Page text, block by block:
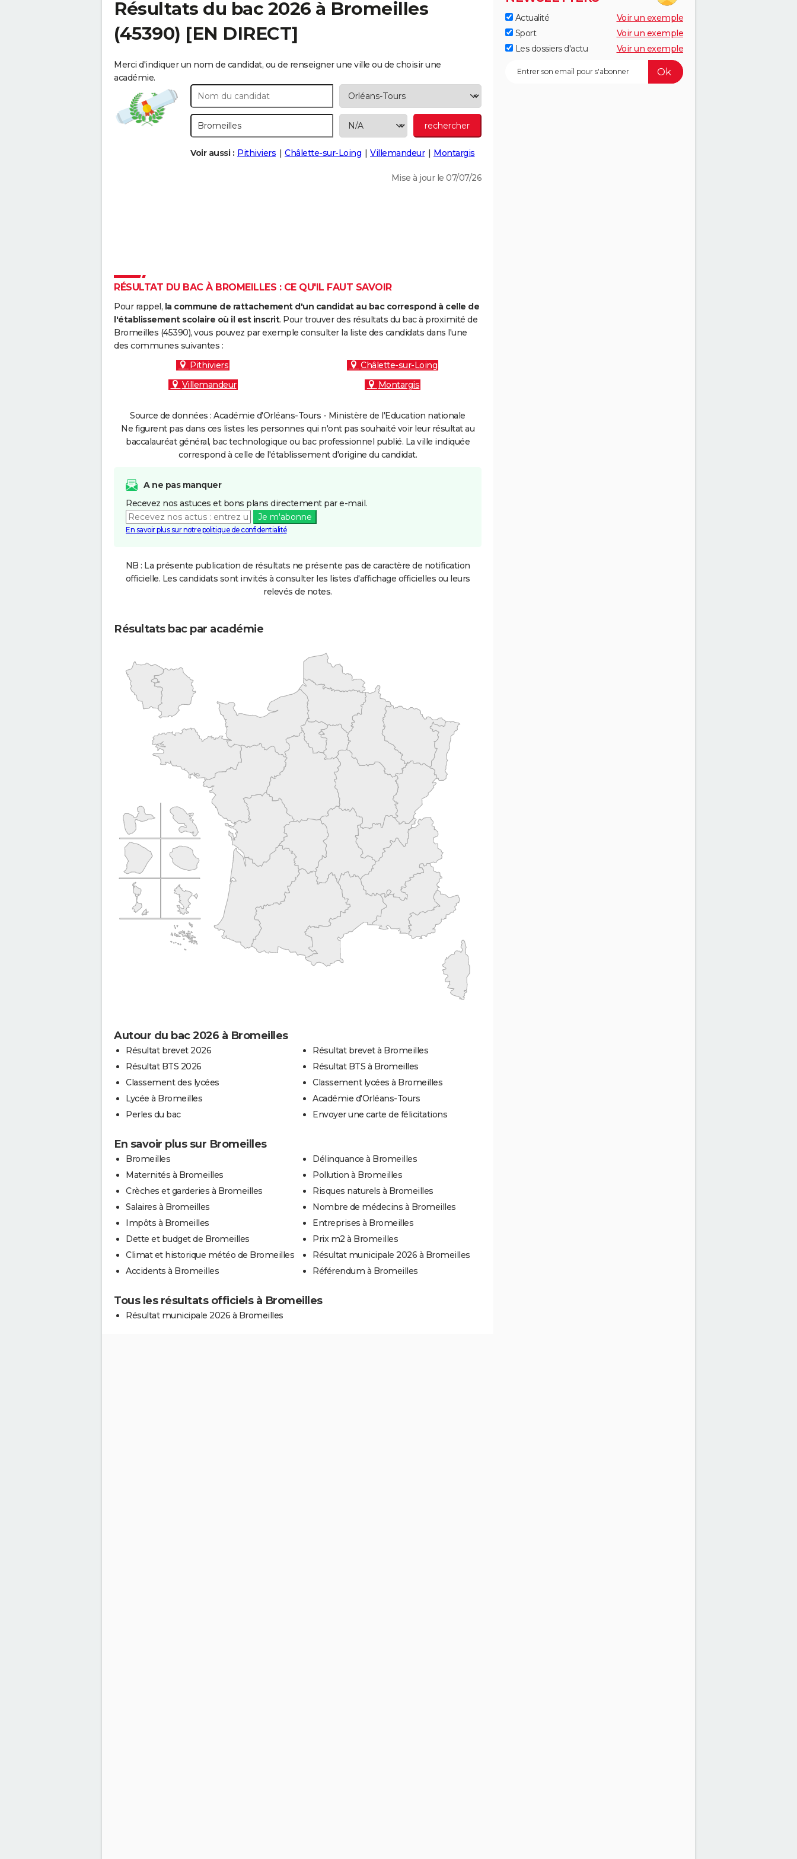
Résultats du bac 2026 à Bromeilles
(45390) [EN DIRECT]
Merci d'indiquer un nom de candidat, ou de renseigner une ville ou de choisir une
académie.
Voir aussi : Pithiviers Châlette-sur-Loing Villemandeur Montargis
Mise à jour le 07/07/26
RÉSULTAT DU BAC À BROMEILLES : CE QU'IL FAUT SAVOIR
Pour rappel, la commune de rattachement d'un candidat au bac correspond à celle de
l'établissement scolaire où il est inscrit. Pour trouver des résultats du bac à proximité de
Bromeilles (45390), vous pouvez par exemple consulter la liste des candidats dans l'une
des communes suivantes :
Pithiviers
Châlette-sur-Loing
Villemandeur
Montargis
Source de données : Académie d'Orléans-Tours - Ministère de l'Education nationale
Ne figurent pas dans ces listes les personnes qui n'ont pas souhaité voir leur résultat au
baccalauréat général, bac technologique ou bac professionnel publié. La ville indiquée
correspond à celle de l'établissement d'origine du candidat.
A ne pas manquer
Recevez nos astuces et bons plans directement par e-mail.
Je m'abonne
En savoir plus sur notre politique de confidentialité
NB : La présente publication de résultats ne présente pas de caractère de notification
officielle. Les candidats sont invités à consulter les listes d'affichage officielles ou leurs
relevés de notes.
Résultats bac par académie
Autour du bac 2026 à Bromeilles
Résultat brevet 2026
Résultat BTS 2026
Classement des lycées
Lycée à Bromeilles
Perles du bac
Résultat brevet à Bromeilles
Résultat BTS à Bromeilles
Classement lycées à Bromeilles
Académie d'Orléans-Tours
Envoyer une carte de félicitations
En savoir plus sur Bromeilles
Bromeilles
Maternités à Bromeilles
Crèches et garderies à Bromeilles
Salaires à Bromeilles
Impôts à Bromeilles
Dette et budget de Bromeilles
Climat et historique météo de Bromeilles
Accidents à Bromeilles
Délinquance à Bromeilles
Pollution à Bromeilles
Risques naturels à Bromeilles
Nombre de médecins à Bromeilles
Entreprises à Bromeilles
Prix m2 à Bromeilles
Résultat municipale 2026 à Bromeilles
Référendum à Bromeilles
Tous les résultats officiels à Bromeilles
Résultat municipale 2026 à Bromeilles
Actualité
Voir un exemple
Sport
Voir un exemple
Les dossiers d'actu
Voir un exemple